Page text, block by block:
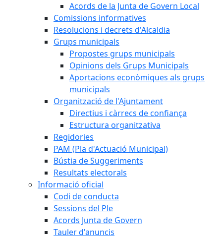
Acords de la Junta de Govern Local
Comissions informatives
Resolucions i decrets d'Alcaldia
Grups municipals
Propostes grups municipals
Opinions dels Grups Municipals
Aportacions econòmiques als grups
municipals
Organització de l'Ajuntament
Directius i càrrecs de confiança
Estructura organitzativa
Regidories
PAM (Pla d'Actuació Municipal)
Bústia de Suggeriments
Resultats electorals
Informació oficial
Codi de conducta
Sessions del Ple
Acords Junta de Govern
Tauler d'anuncis